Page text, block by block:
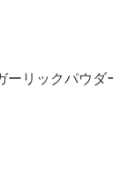
リックパウダ